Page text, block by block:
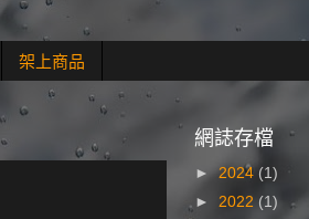
架上商品
網誌存檔
►2024 (1)
► 2022 (1)